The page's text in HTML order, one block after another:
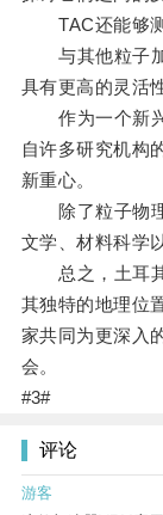
TAC还能够测
与其他粒子加
具有更高的灵活
作为一个新兴
自许多研究机构
新重心。
除了粒子物理
文学、材料科学
总之，土耳其
其独特的地理位
家共同为更深入
会。
#3#
评论
游客